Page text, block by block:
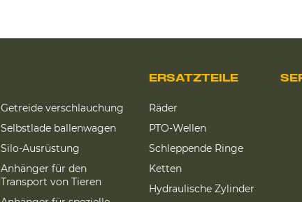
Getreide verschlauchung
Selbstlade ballenwagen
Silo-Ausrüstung
Anhänger für den
Transport von Tieren
ERSATZTEILE
Räder
PTO-Wellen
Schleppende Ringe
Ketten
Hydraulische Zylinder